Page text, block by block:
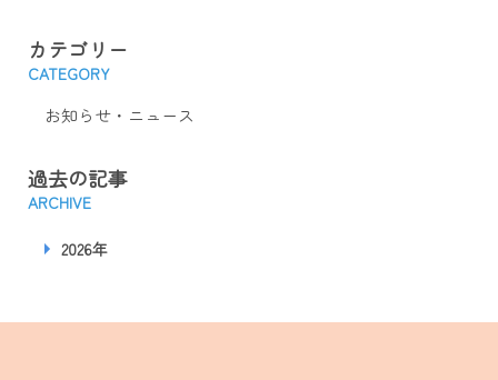
カテゴリー
CATEGORY
お知らせ・ニュース
過去の記事
ARCHIVE
2026年